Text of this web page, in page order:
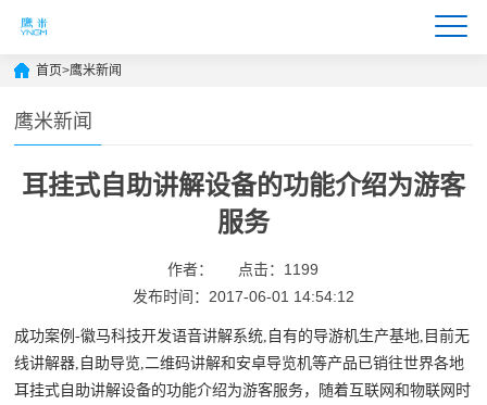
首页>鹰米新闻
鹰米新闻
耳挂式自助讲解设备的功能介绍为游客
服务
作者：
点击：1199
发布时间：2017-06-01 14:54:12
成功案例-徽马科技开发语音讲解系统,自有的导游机生产基地,目前无
线讲解器,自助导览,二维码讲解和安卓导览机等产品已销往世界各地
耳挂式自助讲解设备的功能介绍为游客服务，随着互联网和物联网时